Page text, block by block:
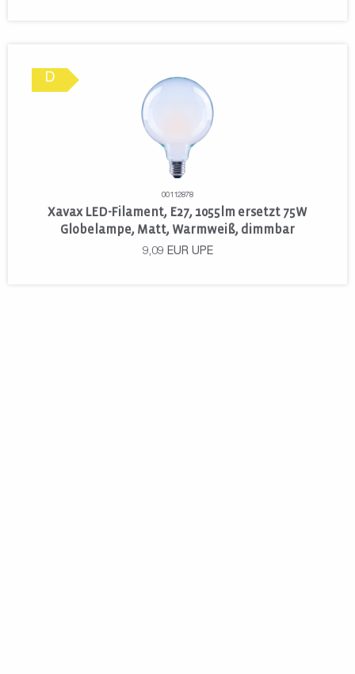
D
00112878
Xavax LED-Filament, E27, 1055lm ersetzt 75W
Globelampe, Matt, Warmweiß, dimmbar
9,09 EUR UPE